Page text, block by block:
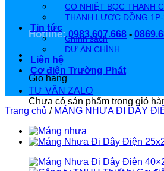
Hotline: 0983.607.668 -
0
Giỏ hàng
Chưa có sản phẩm trong giỏ
CO NHIỆT BỌC THANH
THANH LƯỢC ĐỒNG
Tin tức
Chính sách
DỰ ÁN CHÍNH
Liên hệ
Cơ điện Trường Phát
TƯ VẤN ZALO
Trang chủ / MÁNG NHỰA ĐI DÂY